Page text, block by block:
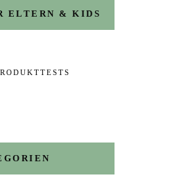
ELTERN & KIDS